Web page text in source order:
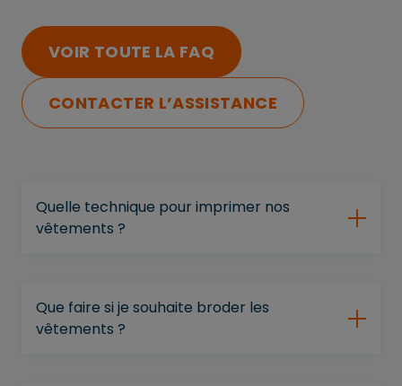
VOIR TOUTE LA FAQ
CONTACTER L’ASSISTANCE
Quelle technique pour imprimer nos
vêtements ?
Que faire si je souhaite broder les
vêtements ?